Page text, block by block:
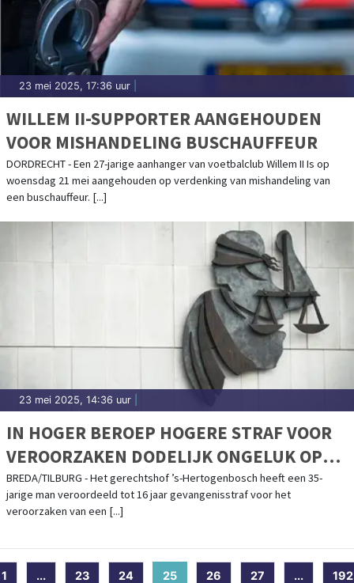
23 mei 2025, 17:36 uur
WILLEM II-SUPPORTER AANGEHOUDEN
VOOR MISHANDELING BUSCHAUFFEUR
DORDRECHT - Een 27-jarige aanhanger van voetbalclub Willem II Is op
woensdag 21 mei aangehouden op verdenking van mishandeling van
een buschauffeur. [...]
23 mei 2025, 14:36 uur
IN HOGER BEROEP HOGERE STRAF VOOR
VEROORZAKEN DODELIJK ONGELUK OP
A59
BREDA/TILBURG - Het gerechtshof ’s-Hertogenbosch heeft een 35-
jarige man veroordeeld tot 16 jaar gevangenisstraf voor het
veroorzaken van een [...]
1 ... 23 24 25(current)
26 27 ... 192